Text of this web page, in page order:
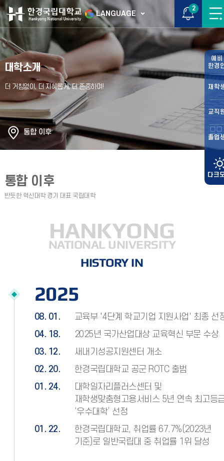
LANGUAGE
2
예비
한경
재학
교직
졸업
대학소개
통합 이후
통합 이후
HANKYONG
NATIONAL UNIVERSITY
HISTORY IN
2025
08. 01.
교육부 '4단계 학교기업 지원사업' 최종 선
04. 18.
2025년 국가산업대상 교육혁신 부문 수상
03. 12.
새내기성공지원센터 개소
02. 20.
한경국립대학교 공군 ROTC 출범
01. 24.
대학일자리플러스센터 및
재학생맞춤형고용서비스 5년 연속 최고등
‘우수대학’ 선정
01. 22.
한경국립대학교, 취업률 67.7%(2023년
기준)로 일반국립대 중 취업률 1위 달성